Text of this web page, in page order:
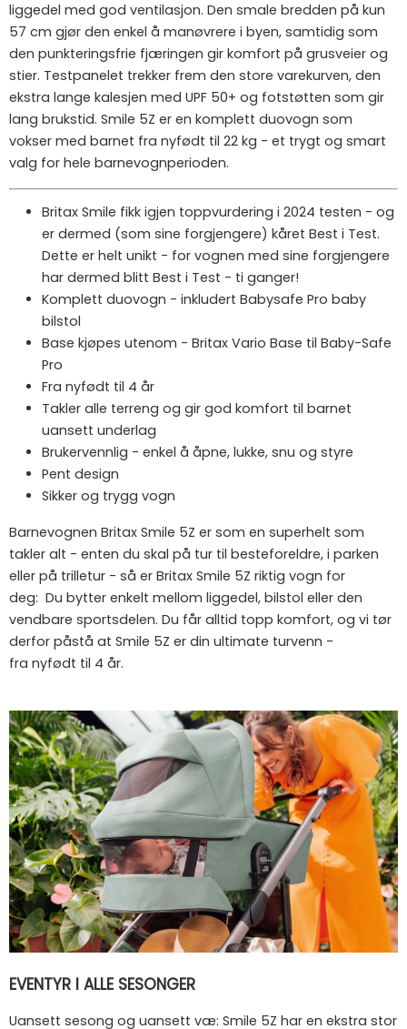
liggedel med god ventilasjon. Den smale bredden på kun
57 cm gjør den enkel å manøvrere i byen, samtidig som
den punkteringsfrie fjæringen gir komfort på grusveier og
stier. Testpanelet trekker frem den store varekurven, den
ekstra lange kalesjen med UPF 50+ og fotstøtten som gir
lang brukstid. Smile 5Z er en komplett duovogn som
vokser med barnet fra nyfødt til 22 kg - et trygt og smart
valg for hele barnevognperioden.
Britax Smile fikk igjen toppvurdering i 2024 testen - og
er dermed (som sine forgjengere) kåret Best i Test.
Dette er helt unikt - for vognen med sine forgjengere
har dermed blitt Best i Test - ti ganger!
Komplett duovogn - inkludert Babysafe Pro baby
bilstol
Base kjøpes utenom - Britax Vario Base til Baby-Safe
Pro
Fra nyfødt til 4 år
Takler alle terreng og gir god komfort til barnet
uansett underlag
Brukervennlig - enkel å åpne, lukke, snu og styre
Pent design
Sikker og trygg vogn
Barnevognen Britax Smile 5Z er som en superhelt som
takler alt - enten du skal på tur til besteforeldre, i parken
eller på trilletur - så er Britax Smile 5Z riktig vogn for
deg: Du bytter enkelt mellom liggedel, bilstol eller den
vendbare sportsdelen. Du får alltid topp komfort, og vi tør
derfor påstå at Smile 5Z er din ultimate turvenn -
fra nyfødt til 4 år.
EVENTYR I ALLE SESONGER
Uansett sesong og uansett væ: Smile 5Z har en ekstra stor